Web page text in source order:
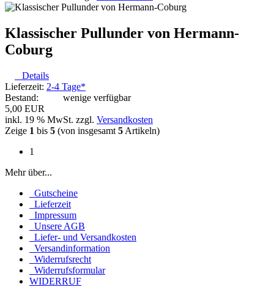
Klassischer Pullunder von Hermann-
Coburg
Details
Lieferzeit: 2-4 Tage*
Bestand:
wenige verfügbar
5,00 EUR
inkl. 19 % MwSt. zzgl. Versandkosten
Zeige 1 bis 5 (von insgesamt 5 Artikeln)
1
Mehr über...
Gutscheine
Lieferzeit
Impressum
Unsere AGB
Liefer- und Versandkosten
Versandinformation
Widerrufsrecht
Widerrufsformular
WIDERRUF